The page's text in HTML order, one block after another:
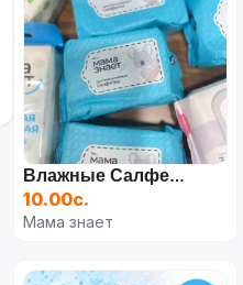
Влажные Салфетки "Мама Знает" 30 Шт
10.00с.
Мама знает